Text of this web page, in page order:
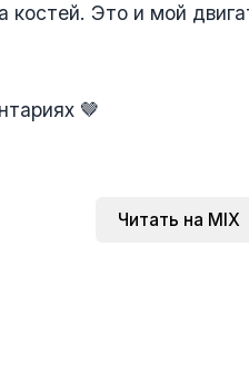
костей. Это и мой
🤎
Читать на MIX